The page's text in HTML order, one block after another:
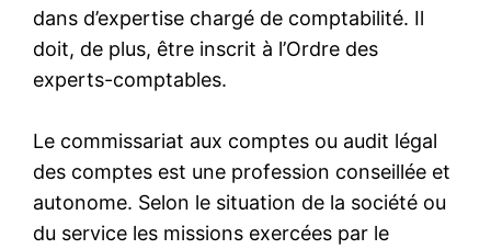
dans d’expertise chargé de comptabilité. Il
doit, de plus, être inscrit à l’Ordre des
experts-comptables.
Le commissariat aux comptes ou audit légal
des comptes est une profession conseillée et
autonome. Selon le situation de la société ou
du service les missions exercées par le